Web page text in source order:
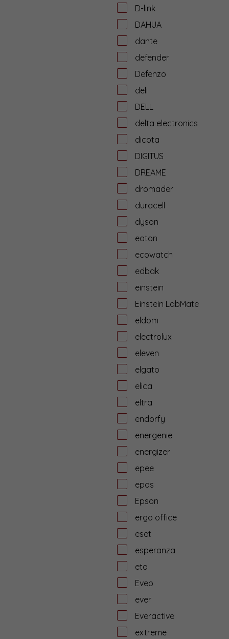
D-link
DAHUA
dante
defender
Defenzo
deli
DELL
delta electronics
dicota
DIGITUS
DREAME
dromader
duracell
dyson
eaton
ecowatch
edbak
einstein
Einstein LabMate
eldom
electrolux
eleven
elgato
elica
eltra
endorfy
energenie
energizer
epee
epos
Epson
ergo office
eset
esperanza
eta
Eveo
ever
Everactive
extreme